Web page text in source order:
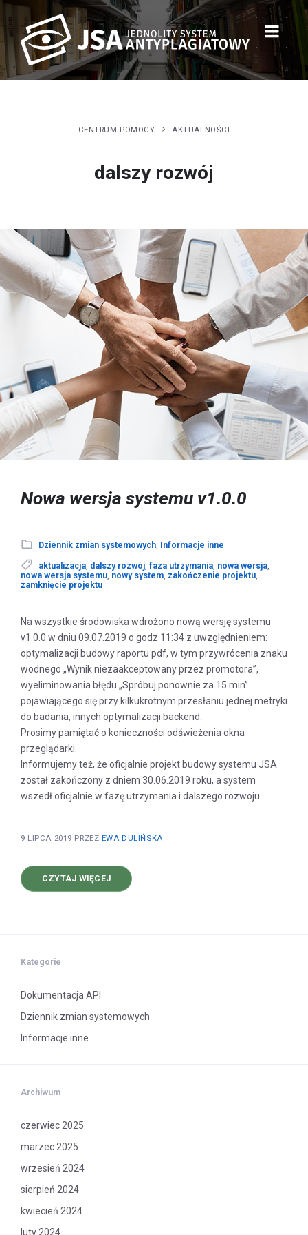
CENTRUM POMOCY AKTUALNOŚCI
dalszy rozwój
Nowa wersja systemu v1.0.0
Dziennik zmian systemowych, Informacje inne
aktualizacja, dalszy rozwój, faza utrzymania, nowa wersja,
nowa wersja systemu, nowy system, zakończenie projektu,
zamknięcie projektu
Na wszystkie środowiska wdrożono nową wersję systemu
v1.0.0 w dniu 09.07.2019 o godz 11:34 z uwzględnieniem:
optymalizacji budowy raportu pdf, w tym przywrócenia znaku
wodnego „Wynik niezaakceptowany przez promotora”,
wyeliminowania błędu „Spróbuj ponownie za 15 min”
pojawiającego się przy kilkukrotnym przesłaniu jednej metryki
do badania, innych optymalizacji backend.
Prosimy pamiętać o konieczności odświeżenia okna
przeglądarki.
Informujemy też, że oficjalnie projekt budowy systemu JSA
został zakończony z dniem 30.06.2019 roku, a system
wszedł oficjalnie w fazę utrzymania i dalszego rozwoju.
9 LIPCA 2019 PRZEZ EWA DULIŃSKA
CZYTAJ WIĘCEJO
NOWA
WERSJA
Kategorie
Dokumentacja API
Dziennik zmian systemowych
Informacje inne
Archiwum
czerwiec 2025
marzec 2025
wrzesień 2024
sierpień 2024
kwiecień 2024
luty 2024